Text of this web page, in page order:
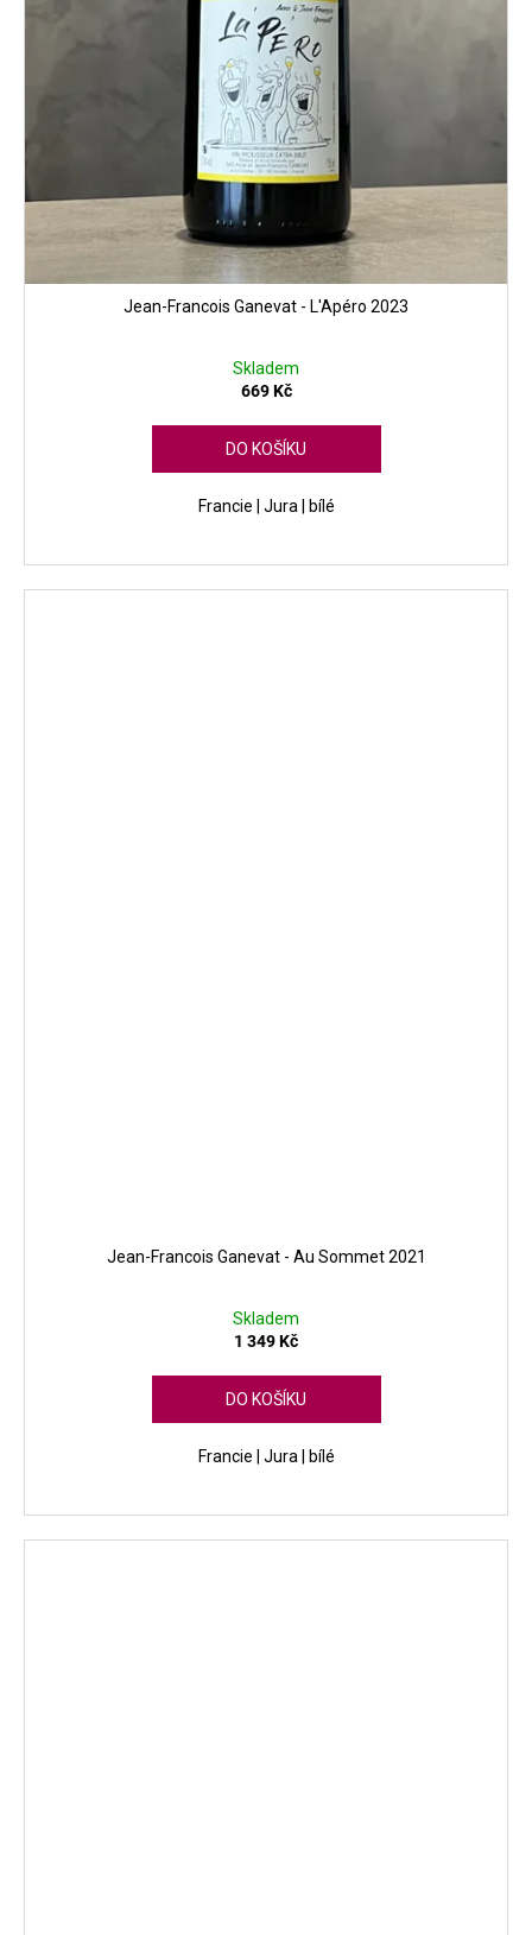
Jean-Francois Ganevat - L'Apéro 2023
Skladem
669 Kč
DO KOŠÍKU
Francie | Jura | bílé
Jean-Francois Ganevat - Au Sommet 2021
Skladem
1 349 Kč
DO KOŠÍKU
Francie | Jura | bílé